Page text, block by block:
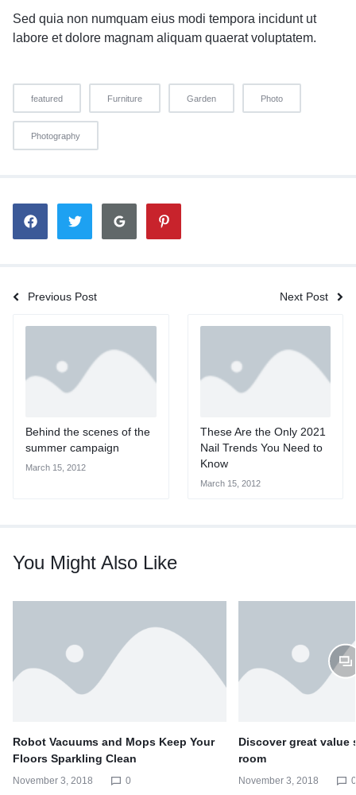
Sed quia non numquam eius modi tempora incidunt ut
labore et dolore magnam aliquam quaerat voluptatem.
featured Furniture Garden Photo
Photography
Previous Post Next Post
Behind the scenes of the
summer campaign
March 15, 2012
These Are the Only 2021
Nail Trends You Need to
Know
March 15, 2012
You Might Also Like
Robot Vacuums and Mops Keep Your
Floors Sparkling Clean
November 3, 2018 0
Discover great value
room
November 3, 2018